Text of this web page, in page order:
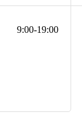
9:00-19:00